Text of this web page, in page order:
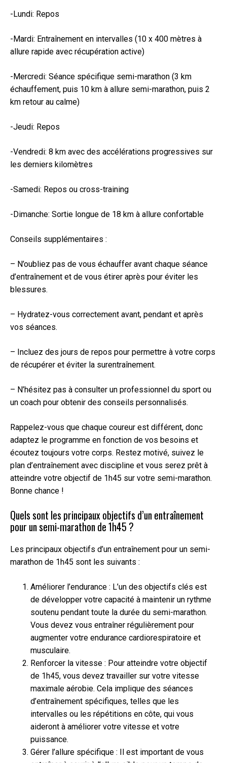
-Lundi: Repos
-Mardi: Entraînement en intervalles (10 x 400 mètres à
allure rapide avec récupération active)
-Mercredi: Séance spécifique semi-marathon (3 km
échauffement, puis 10 km à allure semi-marathon, puis 2
km retour au calme)
-Jeudi: Repos
-Vendredi: 8 km avec des accélérations progressives sur
les derniers kilomètres
-Samedi: Repos ou cross-training
-Dimanche: Sortie longue de 18 km à allure confortable
Conseils supplémentaires :
– N’oubliez pas de vous échauffer avant chaque séance
d’entraînement et de vous étirer après pour éviter les
blessures.
– Hydratez-vous correctement avant, pendant et après
vos séances.
– Incluez des jours de repos pour permettre à votre corps
de récupérer et éviter la surentraînement.
– N’hésitez pas à consulter un professionnel du sport ou
un coach pour obtenir des conseils personnalisés.
Rappelez-vous que chaque coureur est différent, donc
adaptez le programme en fonction de vos besoins et
écoutez toujours votre corps. Restez motivé, suivez le
plan d’entraînement avec discipline et vous serez prêt à
atteindre votre objectif de 1h45 sur votre semi-marathon.
Bonne chance !
Quels sont les principaux objectifs d’un entraînement
pour un semi-marathon de 1h45 ?
Les principaux objectifs d’un entraînement pour un semi-
marathon de 1h45 sont les suivants :
Améliorer l’endurance : L’un des objectifs clés est
de développer votre capacité à maintenir un rythme
soutenu pendant toute la durée du semi-marathon.
Vous devez vous entraîner régulièrement pour
augmenter votre endurance cardiorespiratoire et
musculaire.
Renforcer la vitesse : Pour atteindre votre objectif
de 1h45, vous devez travailler sur votre vitesse
maximale aérobie. Cela implique des séances
d’entraînement spécifiques, telles que les
intervalles ou les répétitions en côte, qui vous
aideront à améliorer votre vitesse et votre
puissance.
Gérer l’allure spécifique : Il est important de vous